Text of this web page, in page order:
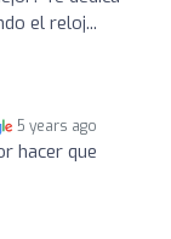
el reloj...
5 years ago
hacer que